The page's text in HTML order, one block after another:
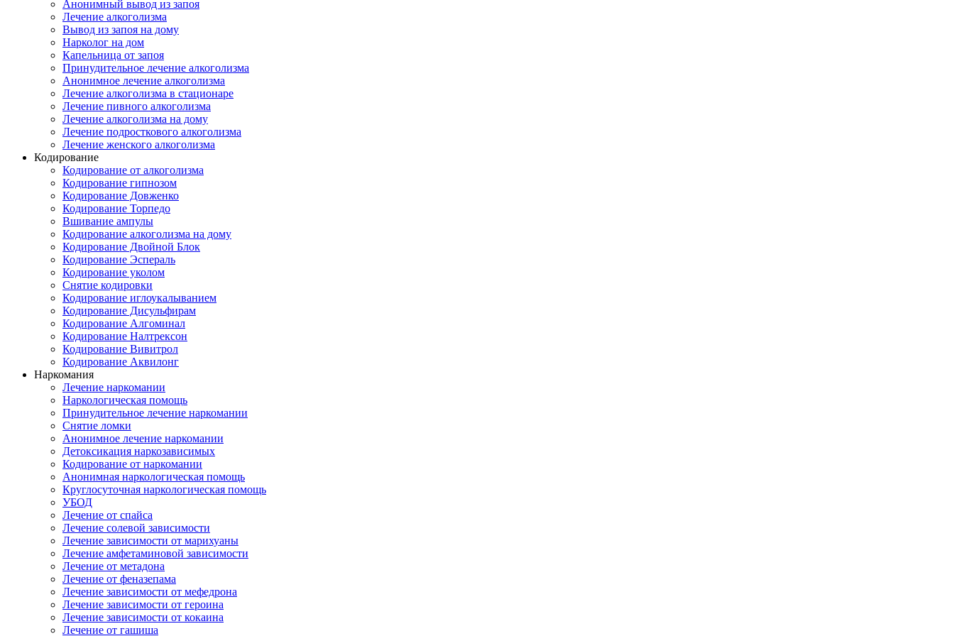
Анонимный вывод из запоя
Лечение алкоголизма
Вывод из запоя на дому
Нарколог на дом
Капельница от запоя
Принудительное лечение алкоголизма
Анонимное лечение алкоголизма
Лечение алкоголизма в стационаре
Лечение пивного алкоголизма
Лечение алкоголизма на дому
Лечение подросткового алкоголизма
Лечение женского алкоголизма
Кодирование
Кодирование от алкоголизма
Кодирование гипнозом
Кодирование Довженко
Кодирование Торпедо
Вшивание ампулы
Кодирование алкоголизма на дому
Кодирование Двойной Блок
Кодирование Эспераль
Кодирование уколом
Снятие кодировки
Кодирование иглоукалыванием
Кодирование Дисульфирам
Кодирование Алгоминал
Кодирование Налтрексон
Кодирование Вивитрол
Кодирование Аквилонг
Наркомания
Лечение наркомании
Наркологическая помощь
Принудительное лечение наркомании
Снятие ломки
Анонимное лечение наркомании
Детоксикация наркозависимых
Кодирование от наркомании
Анонимная наркологическая помощь
Круглосуточная наркологическая помощь
УБОД
Лечение от спайса
Лечение солевой зависимости
Лечение зависимости от марихуаны
Лечение амфетаминовой зависимости
Лечение от метадона
Лечение от феназепама
Лечение зависимости от мефедрона
Лечение зависимости от героина
Лечение зависимости от кокаина
Лечение от гашиша